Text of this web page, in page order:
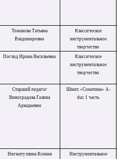
Томанова Татьяна
Владимировна
Классическое
инструментальное
творчество
Поглод Ирина Васильевна
Классическое
инструментальное
творчество
Старший педагог
Виноградова Галина
Аркадьевна
Шмит. «Сонатина» A-
dur. 1 часть
Нигматуллина Ксения
Инструментальное